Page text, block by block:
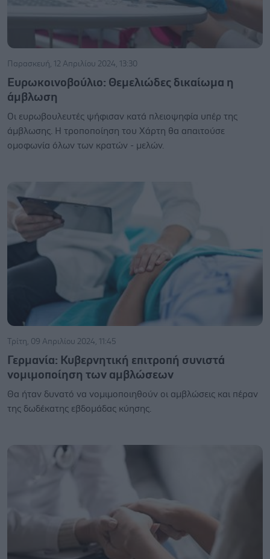
Παρασκευή, 12 Απριλίου 2024, 13:30
Ευρωκοινοβούλιο: Θεμελιώδες δικαίωμα η
άμβλωση
Οι ευρωβουλευτές ψήφισαν κατά πλειοψηφία υπέρ της
άμβλωσης. Η τροποποίηση του Χάρτη θα απαιτούσε
ομοφωνία όλων των κρατών - μελών.
Τρίτη, 09 Απριλίου 2024, 11:45
Γερμανία: Κυβερνητική επιτροπή συνιστά
νομιμοποίηση των αμβλώσεων
Θα ήταν δυνατό να νομιμοποιηθούν οι αμβλώσεις και πέραν
της δωδέκατης εβδομάδας κύησης.